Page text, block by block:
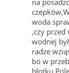
woda
,czy przed
wodnej
radze
bo w